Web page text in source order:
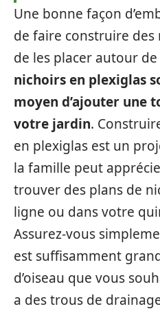
Une bonne façon
de faire construire des
de les placer autour
nichoirs en plexiglas
moyen d’ajouter une
votre jardin.
en plexiglas est un
la famille peut
trouver des plans de
ligne ou dans votre
Assurez-vous
est suffisamment
d’oiseau que vous
a des trous de